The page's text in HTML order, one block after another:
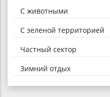
С животными
С зеленой территорией
Частный сектор
Зимний отдых